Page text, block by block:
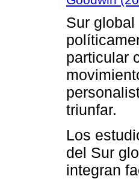
Sur
particular
triunfar.
Los
del Sur
integran